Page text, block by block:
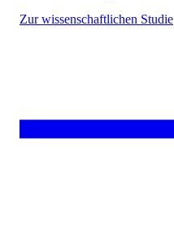
Zur wissenschaftlichen Studie